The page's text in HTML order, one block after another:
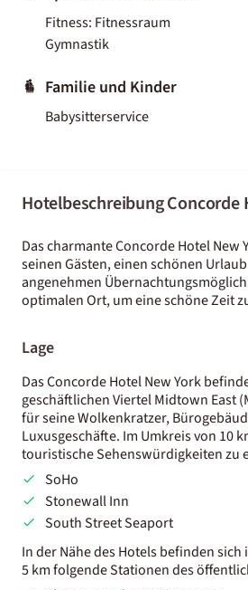
Fitness: Fitnessraum
Gymnastik
Familie und Kinder
Babysitterservice
Hotelbeschreibung Concorde
Das charmante Concorde Hotel New
seinen Gästen, einen schönen
angenehmen
optimalen Ort, um eine schöne Zeit
Lage
Das Concorde Hotel New York
geschäftlichen Viertel Midtown East
für seine Wolkenkratzer,
Luxusgeschäfte. Im Umkreis von 10
touristische Sehenswürdigkeiten zu
SoHo
Stonewall Inn
South Street Seaport
In der Nähe des Hotels befinden
5 km folgende Stationen des